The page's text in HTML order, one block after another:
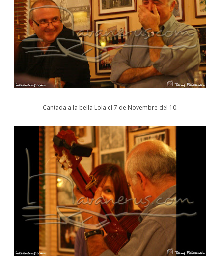
Cantada a la bella Lola el 7 de Novembre del 10.